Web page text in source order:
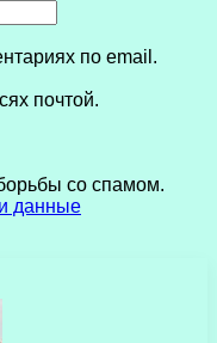
по email.
почтой.
со спамом.
данные